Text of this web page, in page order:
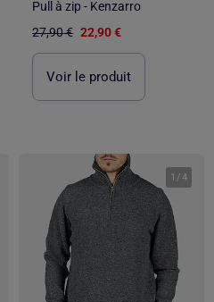
Pull à zip - Kenzarro
27,90 € 22,90 €
Voir le produit
1 /4